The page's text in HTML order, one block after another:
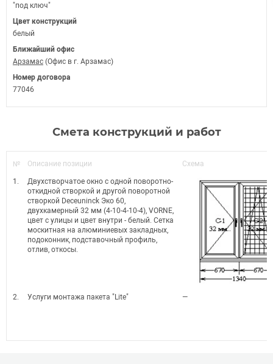
"под ключ"
Цвет конструкций
белый
Ближайший офис
Арзамас (Офис в г. Арзамас)
Номер договора
77046
Смета конструкций и работ
№ Описание позиции Схема
1.
Двухстворчатое окно с одной поворотно-
откидной створкой и другой поворотной
створкой Deceuninck Эко 60,
двухкамерный 32 мм (4-10-4-10-4), VORNE,
цвет с улицы и цвет внутри - белый. Сетка
москитная на алюминиевых закладных,
подоконник, подставочный профиль,
отлив, откосы.
2. Услуги монтажа пакета "Lite" —